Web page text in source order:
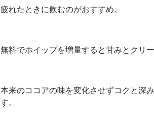
疲れたときに飲むのがおすすめ。
無料でホイップを増量すると甘みとクリ
本来のココアの味を変化させずコクと深
す。